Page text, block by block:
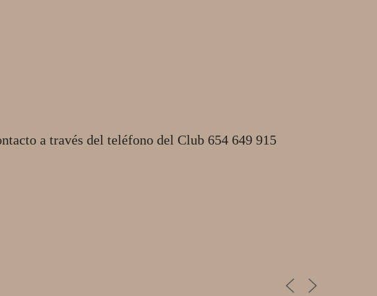
a través del teléfono del Club 654 649 915